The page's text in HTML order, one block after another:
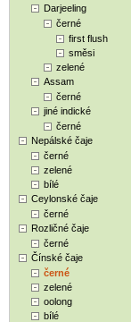
Darjeeling
černé
first flush
směsi
zelené
Assam
černé
jiné indické
černé
Nepálské čaje
černé
zelené
bílé
Ceylonské čaje
černé
Rozličné čaje
černé
Čínské čaje
černé
zelené
oolong
bílé